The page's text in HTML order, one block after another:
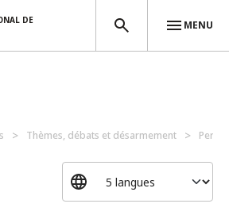
DE
MENU
Thèmes, débats et désarmement